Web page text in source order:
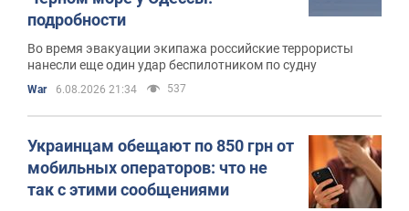
подробности
Во время эвакуации экипажа российские террористы
нанесли еще один удар беспилотником по судну
War 6.08.2026 21:34 537
Украинцам обещают по 850 грн от
мобильных операторов: что не
так с этими сообщениями